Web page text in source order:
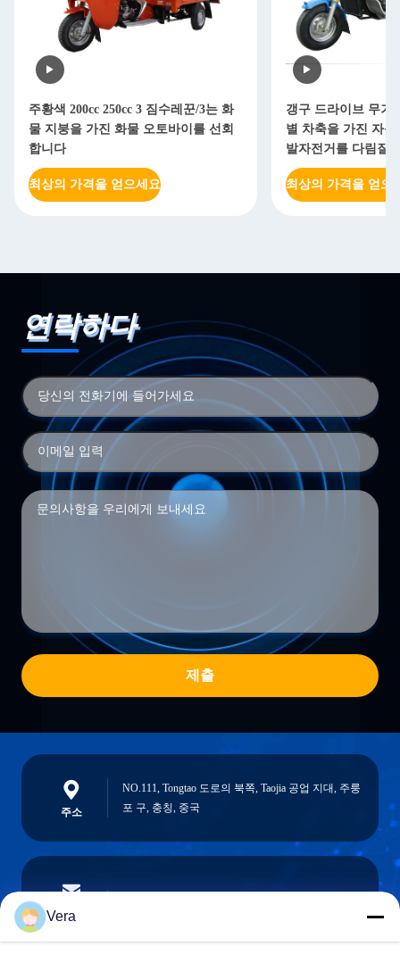
주황색 200cc 250cc 3 짐수레꾼/3는 화
물 지붕을 가진 화물 오토바이를 선회
합니다
최상의 가격을 얻으세요
갱구 드라이브 무거
별 차축을 가진 자동
발자전거를 다림질
최상의 가격을 얻으
연락하다
제출
주소
NO.111, Tongtao 도로의 북쪽, Taojia 공업 지대, 주룽
포 구, 충칭, 중국
이메일
Vera